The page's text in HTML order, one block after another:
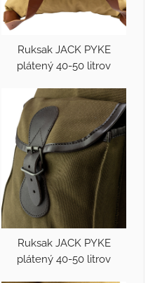
Ruksak JACK PYKE
plátený 40-50 litrov
Ruksak JACK PYKE
plátený 40-50 litrov